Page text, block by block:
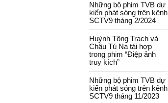
Những bộ phim TVB dự
kiến phát sóng trên kênh
SCTV9 tháng 2/2024
Huỳnh Tông Trạch và
Châu Tú Na tái hợp
trong phim “Điệp ảnh
truy kích”
Những bộ phim TVB dự
kiến phát sóng trên kênh
SCTV9 tháng 11/2023